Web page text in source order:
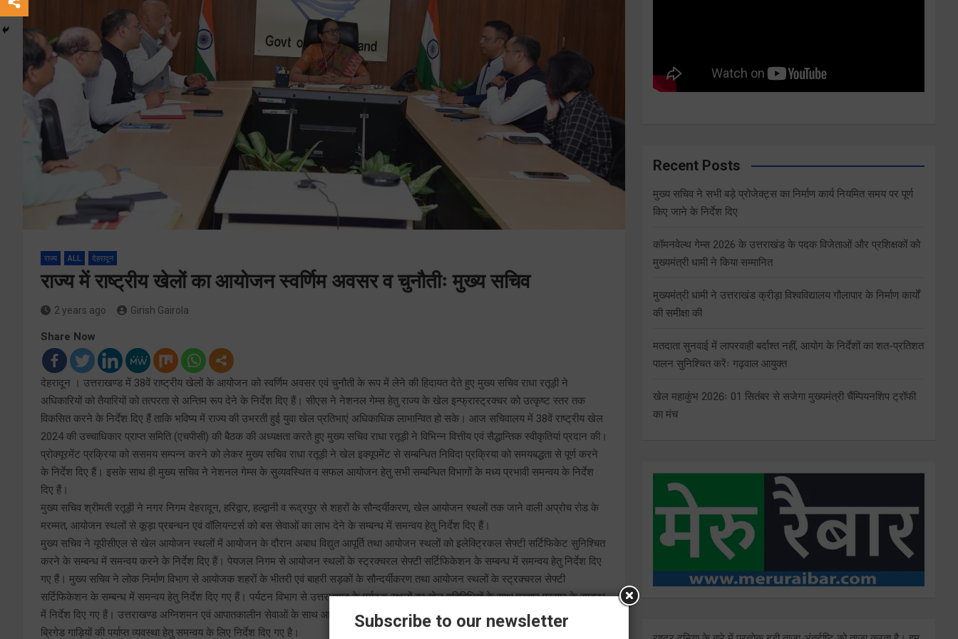
राज्य ALL देहरादून
राज्य में राष्ट्रीय खेलों का आयोजन स्वर्णिम अवसर व चुनौतीः मुख्य सचिव
2 years ago Girish Gairola
Share Now
देहरादून । उत्तराखण्ड में 38वें राष्ट्रीय खेलों के आयोजन को स्वर्णिम अवसर एवं चुनौती के रूप में लेने की हिदायत देते हुए मुख्य सचिव राधा रतूड़ी ने
अधिकारियों को तैयारियों को तत्परता से अन्तिम रूप देने के निर्देश दिए हैं। सीएस ने नेशनल गेम्स हेतु राज्य के खेल इन्फ्रास्ट्रक्चर को उत्कृष्ट स्तर तक
विकसित करने के निर्देश दिए हैं ताकि भविष्य में राज्य की उभरती हुई युवा खेल प्रतिभाएं अधिकाधिक लाभान्वित हो सके। आज सचिवालय में 38वें राष्ट्रीय खेल
2024 की उच्चाधिकार प्राप्त समिति (एचपीसी) की बैठक की अध्यक्षता करते हुए मुख्य सचिव राधा रतूड़ी ने विभिन्न वित्तीय एवं सैद्धान्तिक स्वीकृतियां प्रदान की।
प्रोक्यूरमेंट प्रक्रिया को ससमय सम्पन्न करने को लेकर मुख्य सचिव राधा रतूड़ी ने खेल इक्यूपमेंट से सम्बन्धित निविदा प्रक्रिया को समयबद्धता से पूर्ण करने
के निर्देश दिए हैं। इसके साथ ही मुख्य सचिव ने नेशनल गेम्स के सुव्यवस्थित व सफल आयोजन हेतु सभी सम्बन्धित विभागों के मध्य प्रभावी समन्वय के निर्देश
दिए हैं।
मुख्य सचिव श्रीमती रतूड़ी ने नगर निगम देहरादून, हरिद्वार, हल्द्वानी व रूद्रपुर से शहरों के सौन्दर्यीकरण, खेल आयोजन स्थलों तक जाने वाली अप्रोच रोड के
मरम्मत, आयोजन स्थलों से कूड़ा प्रबन्धन एवं वॉलियन्टर्स को बस सेवाओं का लाभ देने के सम्बन्ध में समन्वय हेतु निर्देश दिए हैं।
मुख्य सचिव ने यूपीसीएल से खेल आयोजन स्थलों में आयोजन के दौरान अबाध विद्युत आपूर्ति तथा आयोजन स्थलों को इलेक्ट्रिकल सेफ्टी सर्टिफिकेट सुनिश्चित
करने के सम्बन्ध में समन्वय करने के निर्देश दिए हैं। पेयजल निगम से आयोजन स्थलों के स्ट्रक्चरल सेफ्टी सर्टिफिकेशन के सम्बन्ध में समन्वय हेतु निर्देश दिए
गए हैं। मुख्य सचिव ने लोक निर्माण विभाग से आयोजक शहरों के भीतरी एवं बाहरी सड़कों के सौन्दर्यीकरण तथा आयोजन स्थलों के स्ट्रक्चरल सेफ्टी
सर्टिफिकेशन के सम्बन्ध में समन्वय हेतु निर्देश दिए गए हैं। पर्यटन विभाग से उत्तराखण्ड के पर्यटक स्थलों का खेल गतिविधियों के साथ प्रचार प्रसार के सम्बन्ध
में निर्देश दिए गए हैं। उत्तराखण्ड अग्निशमन एवं आपातकालीन सेवाओं के साथ आयोजन स्थलों के फायर सेफ्टी सर्टिफिकेशन तथा आयोजन स्थलों पर फायर
ब्रिगेड गाड़ियों की पर्याप्त व्यवस्था हेतु समन्वय के लिए निर्देश दिए गए है।
Recent Posts
मुख्य सचिव ने सभी बड़े प्रोजेक्ट्स का निर्माण कार्य नियमित समय पर पूर्ण
किए जाने के निर्देश दिए
कॉमनवेल्थ गेम्स 2026 के उत्तराखंड के पदक विजेताओं और प्रशिक्षकों को
मुख्यमंत्री धामी ने किया सम्मानित
मुख्यमंत्री धामी ने उत्तराखंड क्रीड़ा विश्वविद्यालय गौलापार के निर्माण कार्यों
की समीक्षा की
मतदाता सुनवाई में लापरवाही बर्दाश्त नहीं, आयोग के निर्देशों का शत-प्रतिशत
पालन सुनिश्चित करेंः गढ़वाल आयुक्त
खेल महाकुंभ 2026ः 01 सितंबर से सजेगा मुख्यमंत्री चैंम्पियनशिप ट्रॉफी
का मंच
Subscribe to our newsletter